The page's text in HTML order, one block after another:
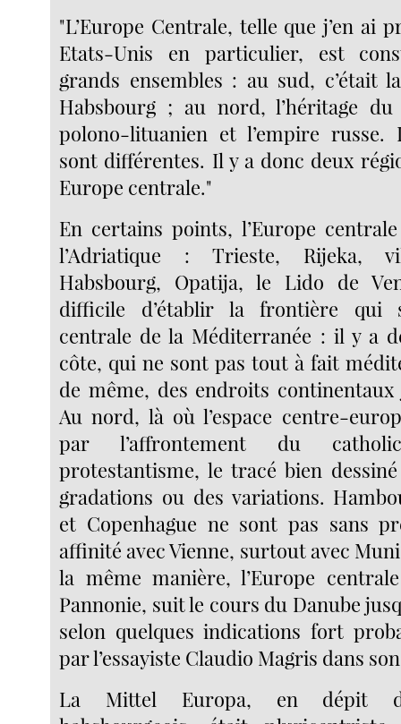
"L’Europe Centrale, telle que j’en ai
Etats-Unis en particulier, est
grands ensembles : au sud, c’était
Habsbourg ; au nord, l’héritage du
polono-lituanien et l’empire russe.
sont différentes. Il y a donc deux
Europe centrale."
En certains points, l’Europe
l’Adriatique : Trieste, Rijeka,
Habsbourg, Opatija, le Lido de
difficile d’établir la frontière qui
centrale de la Méditerranée : il y a
côte, qui ne sont pas tout à fait
de même, des endroits continentaux
Au nord, là où l’espace centre-
par l’affrontement du
protestantisme, le tracé bien
gradations ou des variations.
et Copenhague ne sont pas sans
affinité avec Vienne, surtout avec
la même manière, l’Europe
Pannonie, suit le cours du Danube
selon quelques indications fort
par l’essayiste Claudio Magris dans
La Mittel Europa, en dépit